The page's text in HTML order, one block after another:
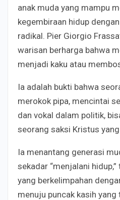
anak muda yang mampu
kegembiraan hidup
radikal. Pier Giorgio
warisan berharga bahwa
menjadi kaku atau
Ia adalah bukti bahwa
merokok pipa, mencintai
dan vokal dalam politik,
seorang saksi Kristus
Ia menantang generasi
sekadar “menjalani
yang berkelimpahan
menuju puncak kasih yang